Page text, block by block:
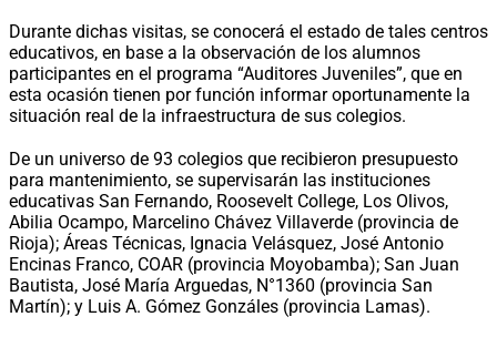
Durante dichas visitas, se conocerá el estado de tales centros
educativos, en base a la observación de los alumnos
participantes en el programa “Auditores Juveniles”, que en
esta ocasión tienen por función informar oportunamente la
situación real de la infraestructura de sus colegios.
De un universo de 93 colegios que recibieron presupuesto
para mantenimiento, se supervisarán las instituciones
educativas San Fernando, Roosevelt College, Los Olivos,
Abilia Ocampo, Marcelino Chávez Villaverde (provincia de
Rioja); Áreas Técnicas, Ignacia Velásquez, José Antonio
Encinas Franco, COAR (provincia Moyobamba); San Juan
Bautista, José María Arguedas, N°1360 (provincia San
Martín); y Luis A. Gómez Gonzáles (provincia Lamas).